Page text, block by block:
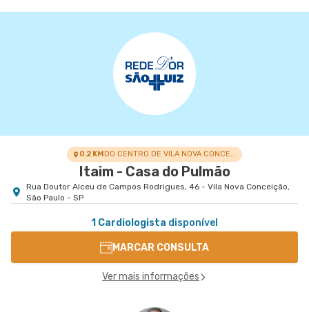
Centro Médico Villa Lobos - Unidade Oratório
Rua do Oratorio nr. 1369 - Mooca, Sao Paulo - SP
Centro Médico São Luiz São Caetano - Unidade
Hospital e Maternidade São Luiz São Caetano
Rua Walter Figueira nr. S/N 9° Andar - Ceramica,
Sao Caetano do Sul - SP
0.2 KM DO CENTRO DE VILA NOVA CONCEIÇÃO
Itaim - Casa do Pulmão
Rua Doutor Alceu de Campos Rodrigues, 46 - Vila Nova Conceição,
São Paulo - SP
1 Cardiologista disponível
MARCAR CONSULTA
Ver mais informações